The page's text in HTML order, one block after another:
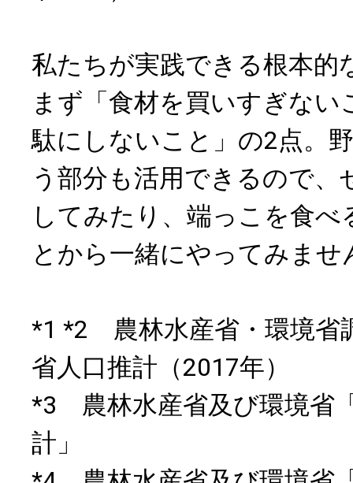
私たちが実践できる根本的
まず「食材を買いすぎない
駄にしないこと」の2点。
う部分も活用できるので
してみたり、端っこを食
とから一緒にやってみませ
*1 *2 農林水産省・環境省
省人口推計（2017年）
*3 農林水産省及び環境省
計」